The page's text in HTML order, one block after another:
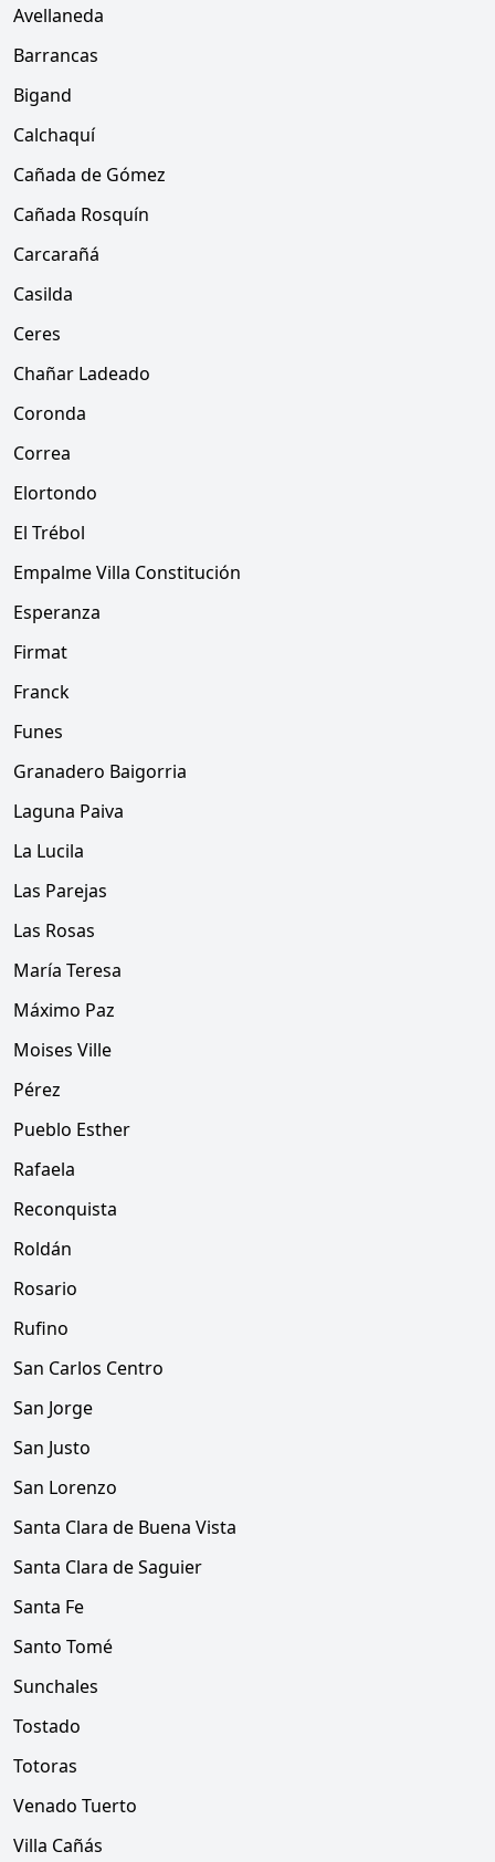
Avellaneda
Barrancas
Bigand
Calchaquí
Cañada de Gómez
Cañada Rosquín
Carcarañá
Casilda
Ceres
Chañar Ladeado
Coronda
Correa
Elortondo
El Trébol
Empalme Villa Constitución
Esperanza
Firmat
Franck
Funes
Granadero Baigorria
Laguna Paiva
La Lucila
Las Parejas
Las Rosas
María Teresa
Máximo Paz
Moises Ville
Pérez
Pueblo Esther
Rafaela
Reconquista
Roldán
Rosario
Rufino
San Carlos Centro
San Jorge
San Justo
San Lorenzo
Santa Clara de Buena Vista
Santa Clara de Saguier
Santa Fe
Santo Tomé
Sunchales
Tostado
Totoras
Venado Tuerto
Villa Cañás